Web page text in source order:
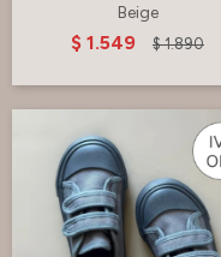
Beige
$ 1.549 $ 1.890